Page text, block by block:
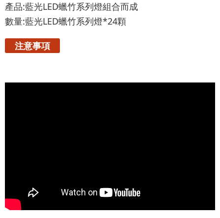
產品:藍光LED蠟竹系列燈組合而成
數量:藍光LED蠟竹系列燈*24顆
注意事項